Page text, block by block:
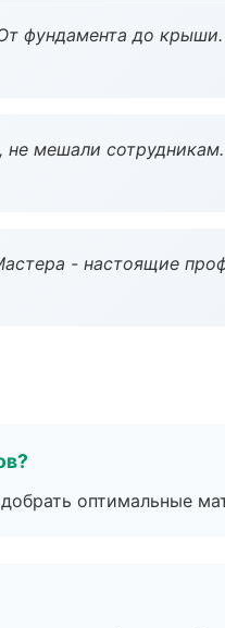
фундамента до крыши.
мешали
- настоящие
оптимальные